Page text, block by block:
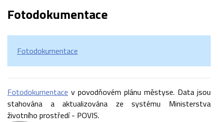
Fotodokumentace
Fotodokumentace
Fotodokumentace v povodňovém plánu městyse. Data jsou
stahována a aktualizována ze systému Ministerstva
životního prostředí - POVIS.